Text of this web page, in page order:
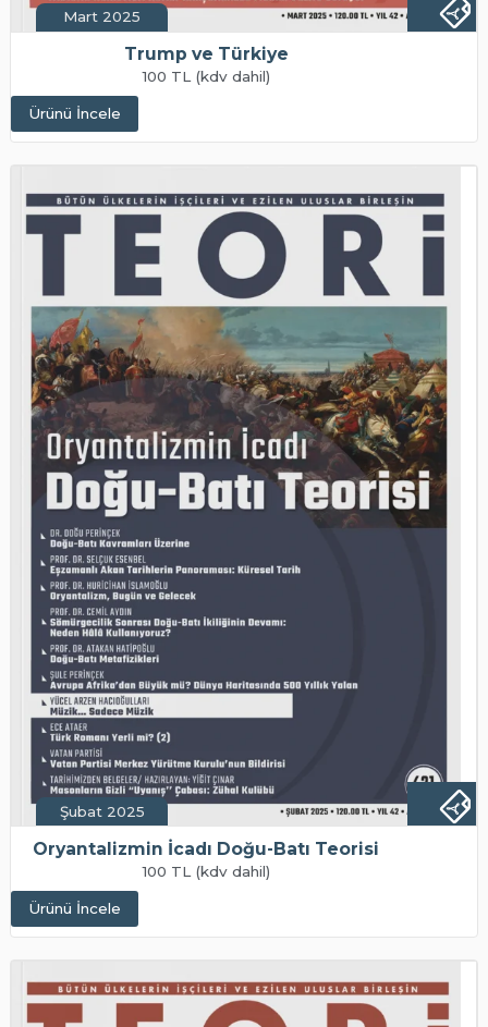
Mart 2025
Trump ve Türkiye
100 TL (kdv dahil)
Ürünü İncele
Şubat 2025
Oryantalizmin İcadı Doğu-Batı Teorisi
100 TL (kdv dahil)
Ürünü İncele